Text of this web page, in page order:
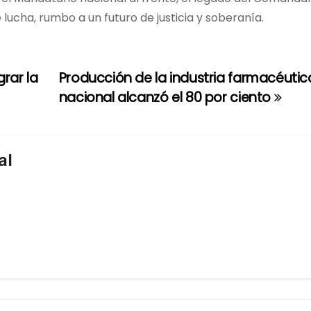
rumbo a un futuro de justicia y soberanía.
Producción de la industria
nacional alcanzó el 80 por ciento
la